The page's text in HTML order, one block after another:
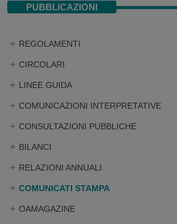
PUBBLICAZIONI
REGOLAMENTI
CIRCOLARI
LINEE GUIDA
COMUNICAZIONI INTERPRETATIVE
CONSULTAZIONI PUBBLICHE
BILANCI
RELAZIONI ANNUALI
COMUNICATI STAMPA
OAMAGAZINE